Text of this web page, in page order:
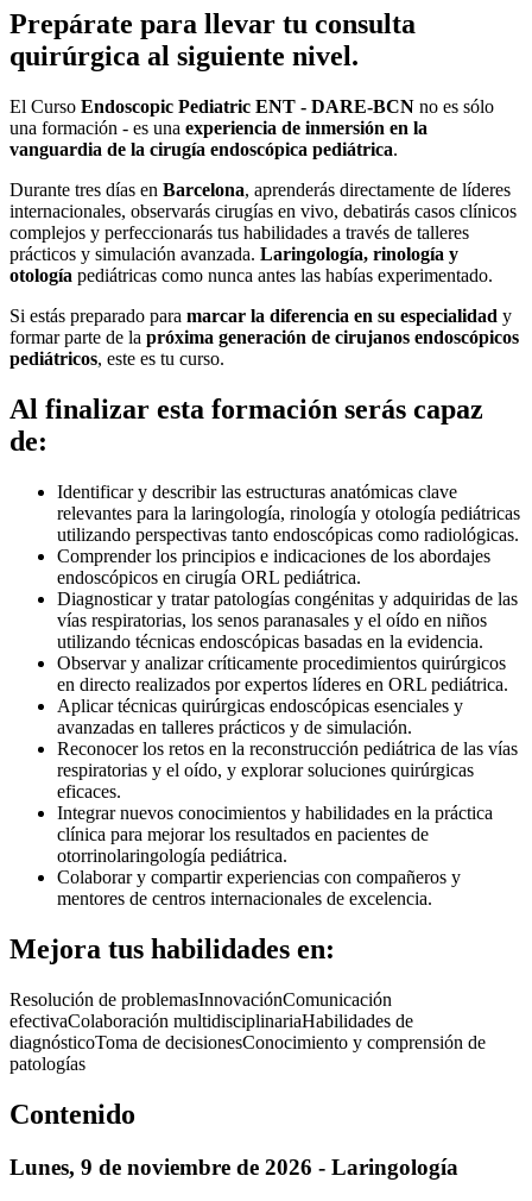
Prepárate para llevar tu consulta
quirúrgica al siguiente nivel.
El Curso Endoscopic Pediatric ENT - DARE-BCN no es sólo
una formación - es una experiencia de inmersión en la
vanguardia de la cirugía endoscópica pediátrica.
Durante tres días en Barcelona, aprenderás directamente de líderes
internacionales, observarás cirugías en vivo, debatirás casos clínicos
complejos y perfeccionarás tus habilidades a través de talleres
prácticos y simulación avanzada. Laringología, rinología y
otología pediátricas como nunca antes las habías experimentado.
Si estás preparado para marcar la diferencia en su especialidad y
formar parte de la próxima generación de cirujanos endoscópicos
pediátricos, este es tu curso.
Al finalizar esta formación serás capaz
de:
Identificar y describir las estructuras anatómicas clave
relevantes para la laringología, rinología y otología pediátricas
utilizando perspectivas tanto endoscópicas como radiológicas.
Comprender los principios e indicaciones de los abordajes
endoscópicos en cirugía ORL pediátrica.
Diagnosticar y tratar patologías congénitas y adquiridas de las
vías respiratorias, los senos paranasales y el oído en niños
utilizando técnicas endoscópicas basadas en la evidencia.
Observar y analizar críticamente procedimientos quirúrgicos
en directo realizados por expertos líderes en ORL pediátrica.
Aplicar técnicas quirúrgicas endoscópicas esenciales y
avanzadas en talleres prácticos y de simulación.
Reconocer los retos en la reconstrucción pediátrica de las vías
respiratorias y el oído, y explorar soluciones quirúrgicas
eficaces.
Integrar nuevos conocimientos y habilidades en la práctica
clínica para mejorar los resultados en pacientes de
otorrinolaringología pediátrica.
Colaborar y compartir experiencias con compañeros y
mentores de centros internacionales de excelencia.
Mejora tus habilidades en:
Resolución de problemasInnovaciónComunicación
efectivaColaboración multidisciplinariaHabilidades de
diagnósticoToma de decisionesConocimiento y comprensión de
patologías
Contenido
Lunes, 9 de noviembre de 2026 - Laringología